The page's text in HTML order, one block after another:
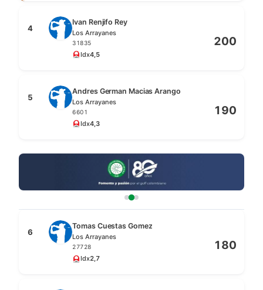
4
Ivan Renjifo Rey
Los Arrayanes
31835
Idx4,5
200
5
Andres German Macias Arango
Los Arrayanes
6601
Idx4,3
190
6
Tomas Cuestas Gomez
Los Arrayanes
27728
Idx2,7
180